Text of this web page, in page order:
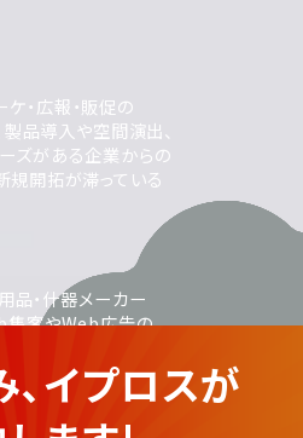
・什器メーカーの
さま
ケ・広報・販促の
品導入や空間演出、
ズがある企業からの
規開拓が滞っている
品・什器メーカー
集客やWeb広告の
不安がある
イプロスが